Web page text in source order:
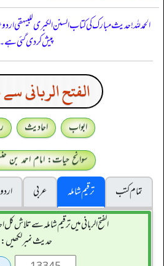
الحمدللہ! حدیث مبارک کی کتاب السنن الكبرى
پیش کر دی گئی ہے۔
الفتح الربانی
ابواب احادیث
سوانح حیات: امام احمد بن
تمام کتب
ترقیم شاملہ عربی
اردو
الفتح الربانی میں ترقیم شاملہ سے تلاش کل
حدیث نمبر لکھیں: